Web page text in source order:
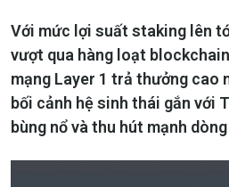
Với mức lợi suất staking lên
vượt qua hàng loạt
mạng Layer 1 trả thưởng cao
bối cảnh hệ sinh thái gắn với
bùng nổ và thu hút mạnh